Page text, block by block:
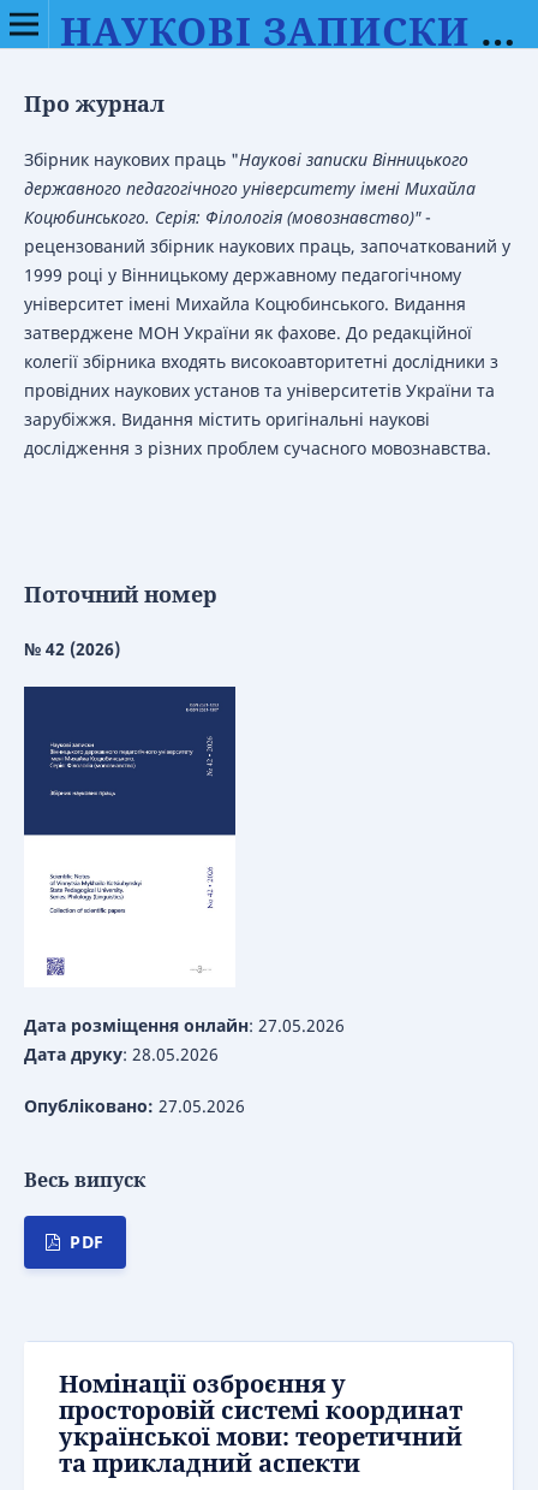
НАУКОВІ ЗАПИСКИ ВІННИЦЬКОГО ДЕРЖАВНОГО ПЕДАГОГІЧНОГО УНІВЕРСИТЕТУ ІМЕНІ МИХАЙЛА КОЦЮБИНСЬКОГО. СЕРІЯ: ФІЛОЛОГІЯ (МОВОЗНАВСТВО)
Про журнал
Збірник наукових праць "Наукові записки Вінницького
державного педагогічного університету імені Михайла
Коцюбинського. Серія: Філологія (мовознавство)"-
рецензований збірник наукових праць, започаткований у
1999 році у Вінницькому державному педагогічному
університет імені Михайла Коцюбинського. Видання
затверджене МОН України як фахове. До редакційної
колегії збірника входять високоавторитетні дослідники з
провідних наукових установ та університетів України та
зарубіжжя. Видання містить оригінальні наукові
дослідження з різних проблем сучасного мовознавства.
Поточний номер
№ 42 (2026)
Дата розміщення онлайн: 27.05.2026
Дата друку: 28.05.2026
Опубліковано: 27.05.2026
Весь випуск
PDF
Номінації озброєння у
просторовій системі координат
української мови: теоретичний
та прикладний аспекти